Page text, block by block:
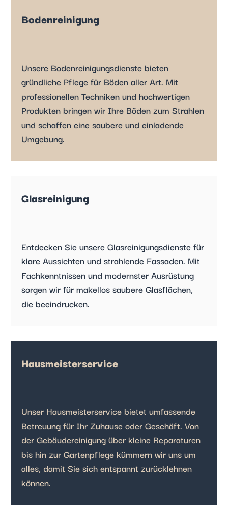
Bodenreinigung
Unsere Bodenreinigungsdienste bieten
gründliche Pflege für Böden aller Art. Mit
professionellen Techniken und hochwertigen
Produkten bringen wir Ihre Böden zum Strahlen
und schaffen eine saubere und einladende
Umgebung.
Glasreinigung
Entdecken Sie unsere Glasreinigungsdienste für
klare Aussichten und strahlende Fassaden. Mit
Fachkenntnissen und modernster Ausrüstung
sorgen wir für makellos saubere Glasflächen,
die beeindrucken.
Hausmeisterservice
Unser Hausmeisterservice bietet umfassende
Betreuung für Ihr Zuhause oder Geschäft. Von
der Gebäudereinigung über kleine Reparaturen
bis hin zur Gartenpflege kümmern wir uns um
alles, damit Sie sich entspannt zurücklehnen
können.